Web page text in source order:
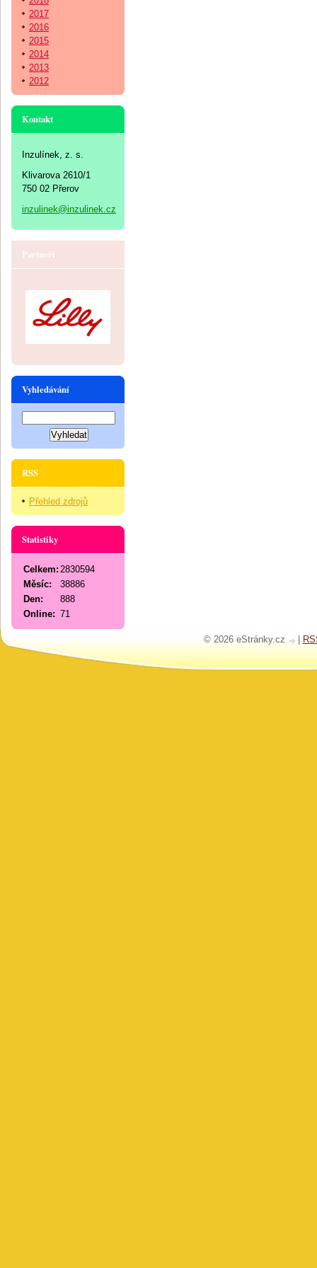
2017
2016
2015
2014
2013
2012
Kontakt
Inzulínek, z. s.
Klivarova 2610/1
750 02 Přerov
inzulinek@inzulinek.cz
Partneři
Vyhledávání
RSS
Přehled zdrojů
Statistiky
Online: 71
Celkem: 2830594
Měsíc:
38886
Den:
888
© 2026 eStránky.cz